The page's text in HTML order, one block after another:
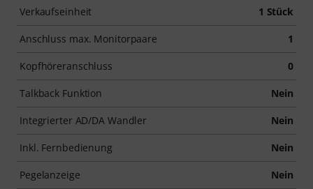
Verkaufseinheit 1 Stück
Anschluss max. Monitorpaare 1
Kopfhöreranschluss 0
Talkback Funktion Nein
Integrierter AD/DA Wandler Nein
Inkl. Fernbedienung Nein
Pegelanzeige Nein